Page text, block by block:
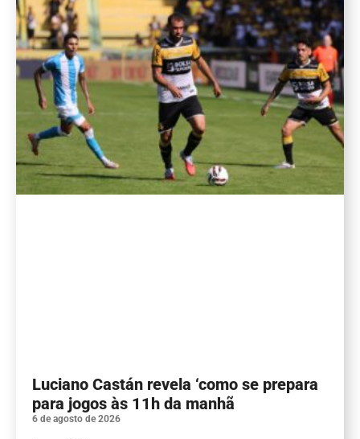
Luciano Castán revela ‘como se prepara
para jogos às 11h da manhã
6 de agosto de 2026